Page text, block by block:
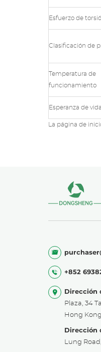
Esfuerzo de
Clasificación de
Temperatura de
funcionamiento
Esperanza de
La página de
+852
Dirección
Plaza, 34
Hong
Dirección
Lung